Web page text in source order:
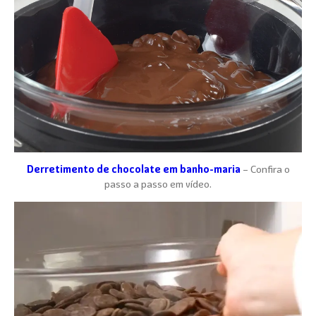
Derretimento de chocolate em banho-maria – Confira o
passo a passo em vídeo.